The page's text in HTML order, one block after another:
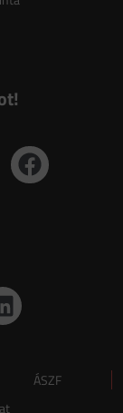
ÁSZF